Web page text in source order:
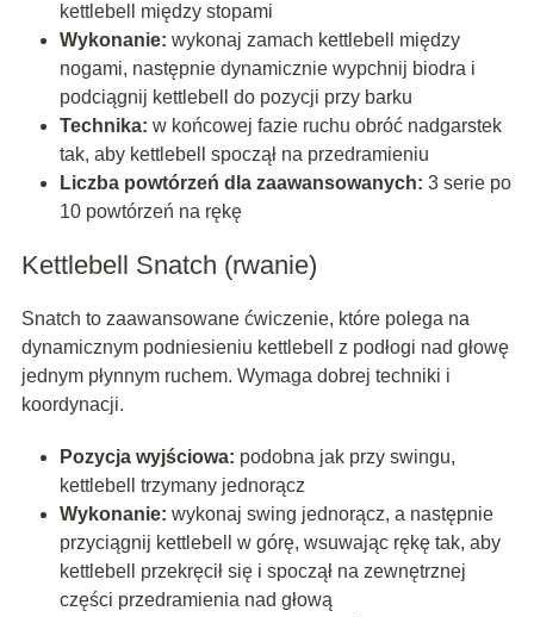
kettlebell między stopami
Wykonanie: wykonaj zamach kettlebell między
nogami, następnie dynamicznie wypchnij biodra i
podciągnij kettlebell do pozycji przy barku
Technika: w końcowej fazie ruchu obróć nadgarstek
tak, aby kettlebell spoczął na przedramieniu
Liczba powtórzeń dla zaawansowanych: 3 serie po
10 powtórzeń na rękę
Kettlebell Snatch (rwanie)
Snatch to zaawansowane ćwiczenie, które polega na
dynamicznym podniesieniu kettlebell z podłogi nad głowę
jednym płynnym ruchem. Wymaga dobrej techniki i
koordynacji.
Pozycja wyjściowa: podobna jak przy swingu,
kettlebell trzymany jednorącz
Wykonanie: wykonaj swing jednorącz, a następnie
przyciągnij kettlebell w górę, wsuwając rękę tak, aby
kettlebell przekręcił się i spoczął na zewnętrznej
części przedramienia nad głową